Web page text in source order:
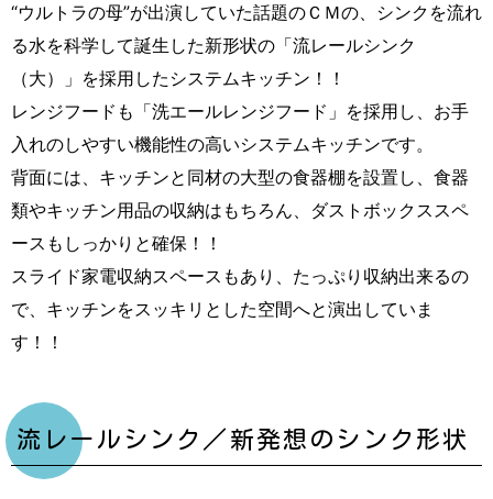
“ウルトラの母”が出演していた話題のＣＭの、シンクを流れ
る水を科学して誕生した新形状の「流レールシンク
（大）」を採用したシステムキッチン！！
レンジフードも「洗エールレンジフード」を採用し、お手
入れのしやすい機能性の高いシステムキッチンです。
背面には、キッチンと同材の大型の食器棚を設置し、食器
類やキッチン用品の収納はもちろん、ダストボックススペ
ースもしっかりと確保！！
スライド家電収納スペースもあり、たっぷり収納出来るの
で、キッチンをスッキリとした空間へと演出していま
す！！
流レールシンク／新発想のシンク形状